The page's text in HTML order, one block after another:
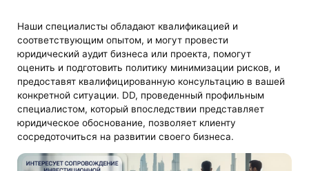
Наши специалисты обладают квалификацией и
соответствующим опытом, и могут провести
юридический аудит бизнеса или проекта, помогут
оценить и подготовить политику минимизации рисков, и
предоставят квалифицированную консультацию в вашей
конкретной ситуации. DD, проведенный профильным
специалистом, который впоследствии представляет
юридическое обоснование, позволяет клиенту
сосредоточиться на развитии своего бизнеса.